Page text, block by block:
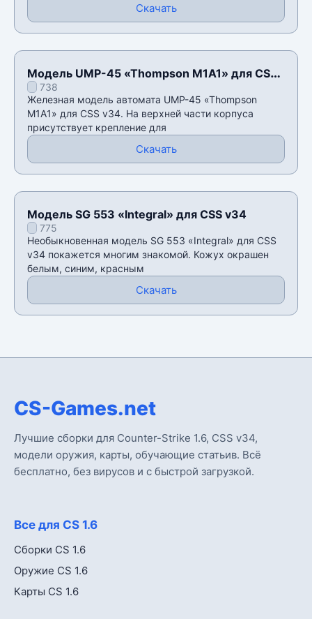
Скачать
Модель UMP-45 «Thompson M1A1» для CSS
v34738
Железная модель автомата UMP-45 «Thompson
M1A1» для CSS v34. На верхней части корпуса
присутствует крепление для
Скачать
Модель SG 553 «Integral» для CSS v34
775
Необыкновенная модель SG 553 «Integral» для CSS
v34 покажется многим знакомой. Кожух окрашен
белым, синим, красным
Скачать
CS-Games.net
Лучшие сборки для Counter-Strike 1.6, CSS v34,
модели оружия, карты, обучающие статьив. Всё
бесплатно, без вирусов и с быстрой загрузкой.
Все для CS 1.6
Сборки CS 1.6
Оружие CS 1.6
Карты CS 1.6